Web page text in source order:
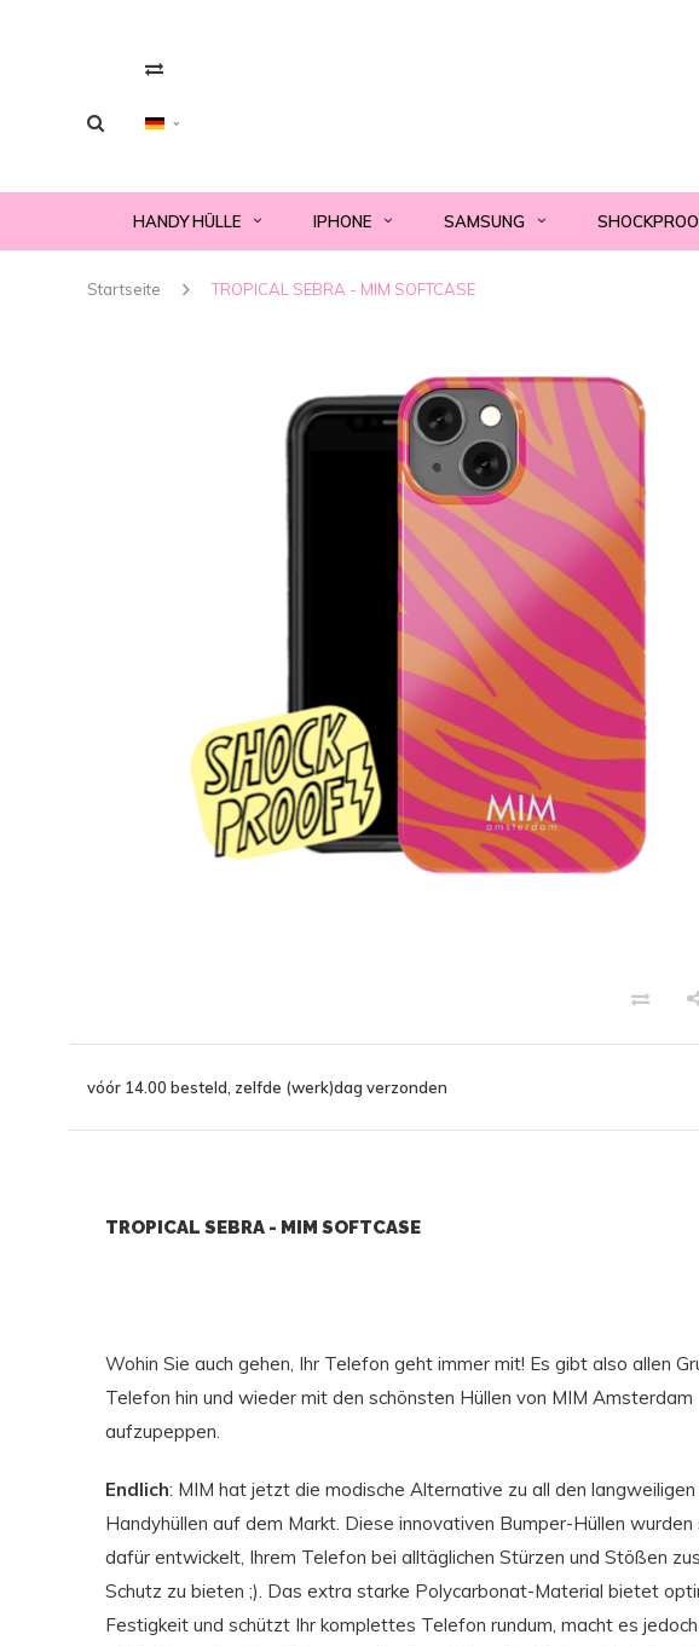
HANDY HÜLLE IPHONE SAMSUNG
Startseite TROPICAL SEBRA - MIM SOFTCASE
vóór 14.00 besteld, zelfde (werk)dag verzonden
TROPICAL SEBRA - MIM SOFTCASE
Wohin Sie auch gehen, Ihr Telefon geht immer mit! Es gibt also allen
Telefon hin und wieder mit den schönsten Hüllen von MIM Amsterdam
aufzupeppen.
Endlich: MIM hat jetzt die modische Alternative zu all den
Handyhüllen auf dem Markt. Diese innovativen Bumper-Hüllen wurden
dafür entwickelt, Ihrem Telefon bei alltäglichen Stürzen und Stößen
Schutz zu bieten ;). Das extra starke Polycarbonat-Material bietet
Festigkeit und schützt Ihr komplettes Telefon rundum, macht es